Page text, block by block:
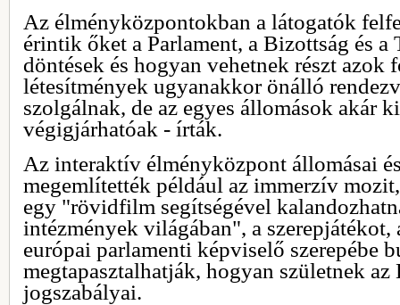
Az élményközpontokban a látogatók
érintik őket a Parlament, a Bizottság és a
döntések és hogyan vehetnek részt azok
létesítmények ugyanakkor önálló
szolgálnak, de az egyes állomások akár
végigjárhatóak - írták.
Az interaktív élményközpont állomásai
megemlítették például az immerzív
egy "rövidfilm segítségével
intézmények világában", a szerepjátékot,
európai parlamenti képviselő szerepébe
megtapasztalhatják, hogyan születnek
jogszabályai.